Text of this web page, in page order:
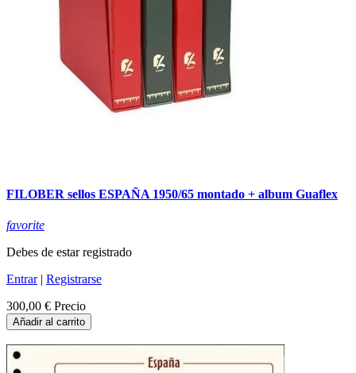
FILOBER sellos ESPAÑA 1950/65 montado + album Guaflex
favorite
Debes de estar registrado
Entrar| Registrarse
300,00 € Precio
Añadir al carrito